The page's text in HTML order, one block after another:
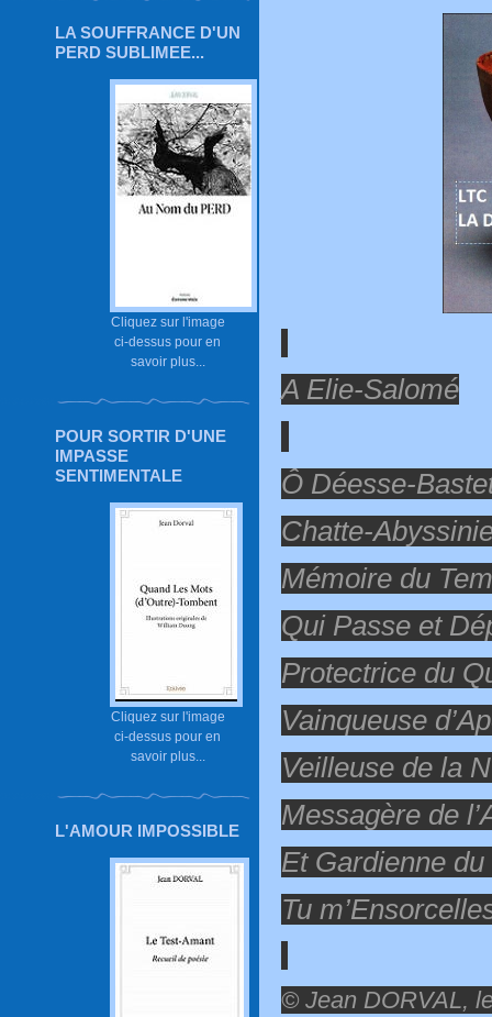
LA SOUFFRANCE D'UN
PERD SUBLIMEE...
Cliquez sur l'image
ci-dessus pour en
savoir plus...
POUR SORTIR D'UNE
IMPASSE
SENTIMENTALE
Cliquez sur l'image
ci-dessus pour en
savoir plus...
L'AMOUR IMPOSSIBLE
A Elie-Salomé
Ô Déesse-
Chatte-
Mémoire du
Qui Passe et
Protectrice du
Vainqueuse
Veilleuse de la
Messagère de
Et Gardienne
Tu
© Jean DORVAL,